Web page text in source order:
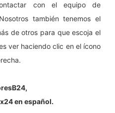
con el equipo de
también tenemos el
de otros para que escoja el
ver haciendo clic en el ícono
en español.